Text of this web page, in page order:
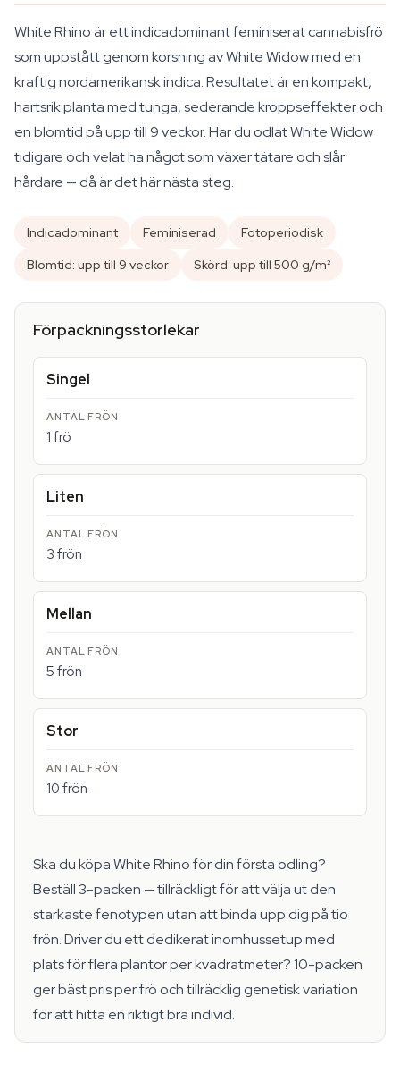
White Rhino är ett indicadominant feminiserat cannabisfrö
som uppstått genom korsning av White Widow med en
kraftig nordamerikansk indica. Resultatet är en kompakt,
hartsrik planta med tunga, sederande kroppseffekter och
en blomtid på upp till 9 veckor. Har du odlat White Widow
tidigare och velat ha något som växer tätare och slår
hårdare — då är det här nästa steg.
Indicadominant Feminiserad
Fotoperiodisk
Blomtid: upp till 9 veckor
Skörd: upp till 500 g/m²
Förpackningsstorlekar
Singel
1 frö
Liten
3 frön
Mellan
5 frön
Stor
10 frön
Ska du köpa White Rhino för din första odling?
Beställ 3-packen — tillräckligt för att välja ut den
starkaste fenotypen utan att binda upp dig på tio
frön. Driver du ett dedikerat inomhussetup med
plats för flera plantor per kvadratmeter? 10-packen
ger bäst pris per frö och tillräcklig genetisk variation
för att hitta en riktigt bra individ.